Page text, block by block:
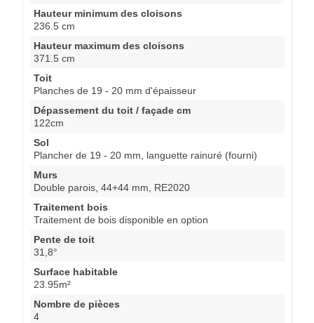
Hauteur minimum des cloisons
236.5 cm
Hauteur maximum des cloisons
371.5 cm
Toit
Planches de 19 - 20 mm d'épaisseur
Dépassement du toit / façade cm
122cm
Sol
Plancher de 19 - 20 mm, languette rainuré (fourni)
Murs
Double parois, 44+44 mm, RE2020
Traitement bois
Traitement de bois disponible en option
Pente de toit
31,8°
Surface habitable
23.95m²
Nombre de pièces
4